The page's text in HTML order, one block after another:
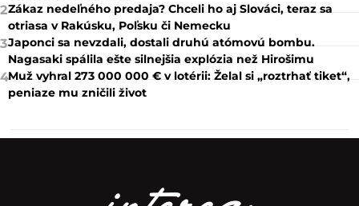
2Zákaz nedeľného predaja? Chceli ho aj Slováci, teraz sa
otriasa v Rakúsku, Poľsku či Nemecku
3Japonci sa nevzdali, dostali druhú atómovú bombu.
Nagasaki spálila ešte silnejšia explózia než Hirošimu
4Muž vyhral 273 000 000 € v lotérii: Želal si „roztrhať tiket“,
peniaze mu zničili život